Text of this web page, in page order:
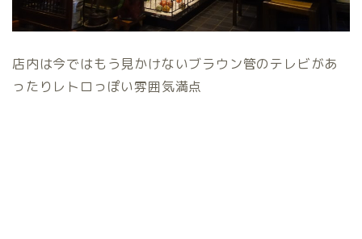
店内は今ではもう見かけないブラウン管のテレビがあ
ったりレトロっぽい雰囲気満点